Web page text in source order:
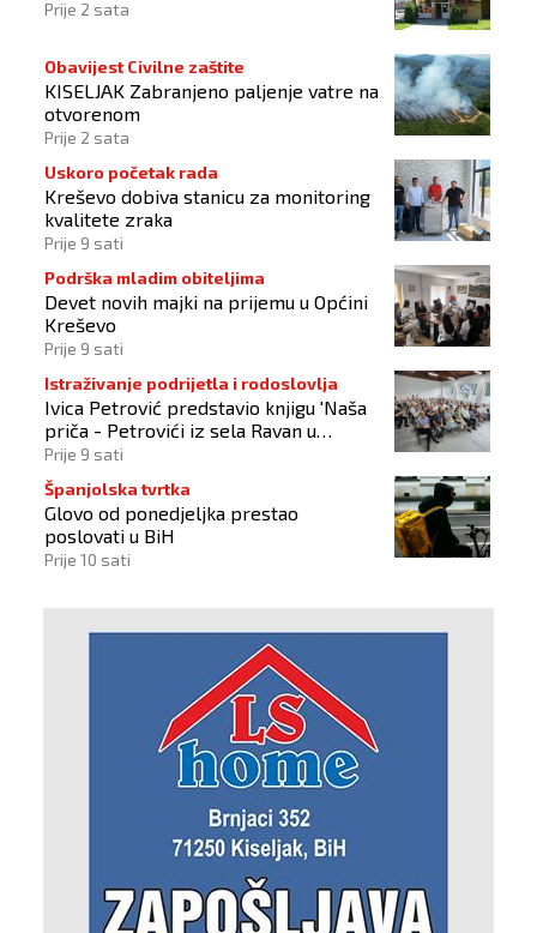
Prije 2 sata
Obavijest Civilne zaštite
KISELJAK Zabranjeno paljenje vatre na
otvorenom
Prije 2 sata
Uskoro početak rada
Kreševo dobiva stanicu za monitoring
kvalitete zraka
Prije 9 sati
Podrška mladim obiteljima
Devet novih majki na prijemu u Općini
Kreševo
Prije 9 sati
Istraživanje podrijetla i rodoslovlja
Ivica Petrović predstavio knjigu 'Naša
priča - Petrovići iz sela Ravan u
Busovači'
Prije 9 sati
Španjolska tvrtka
Glovo od ponedjeljka prestao
poslovati u BiH
Prije 10 sati